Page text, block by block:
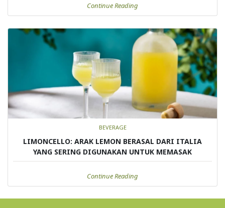
Continue Reading
BEVERAGE
LIMONCELLO: ARAK LEMON BERASAL DARI ITALIA
YANG SERING DIGUNAKAN UNTUK MEMASAK
Continue Reading